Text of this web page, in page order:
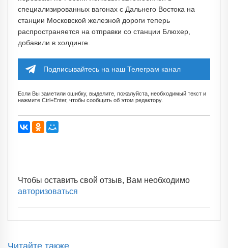
специализированных вагонах с Дальнего Востока на
станции Московской железной дороги теперь
распространяется на отправки со станции Блюхер,
добавили в холдинге.
Подписывайтесь на наш Телеграм канал
Если Вы заметили ошибку, выделите, пожалуйста, необходимый текст и
нажмите Ctrl+Enter, чтобы сообщить об этом редактору.
Чтобы оставить свой отзыв, Вам необходимо
авторизоваться
Читайте также